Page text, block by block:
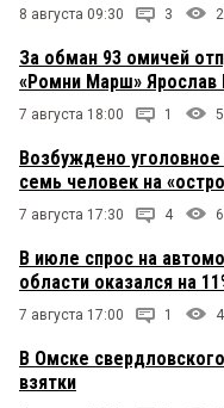
8 августа 09:30 3
За обман 93 омичей
«Ромни Марш»
7 августа 18:00 1
Возбуждено
семь человек на
7 августа 17:30 4
В июле спрос на
области оказался на
7 августа 17:00 1
В Омске
взятки